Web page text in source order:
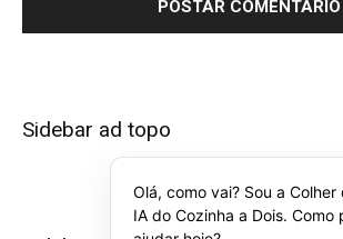
Sidebar ad topo
Olá, como vai? Sou a Colher
IA do Cozinha a Dois. Como